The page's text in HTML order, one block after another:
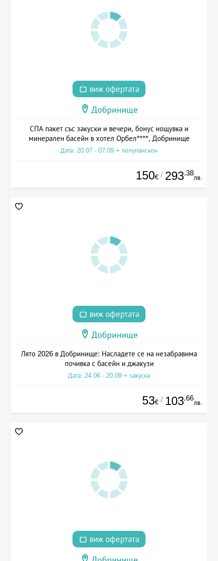
виж офертата
Добринище
СПА пакет със закуски и вечери, бонус нощувка и
минерален басейн в хотел Орбел****, Добринище
Дата: 20.07 - 07.09 + полупансион
150€ / 293.38
лв.
виж офертата
Добринище
Лято 2026 в Добринище: Насладете се на незабравима
почивка с басейн и джакузи
Дата: 24.06 - 20.09 + закуска
53€ / 103.66
лв.
виж офертата